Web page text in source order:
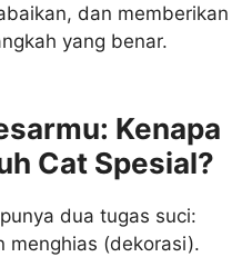
dan memberikan
yang benar.
Kenapa
Cat Spesial?
dua tugas suci:
menghias (dekorasi).